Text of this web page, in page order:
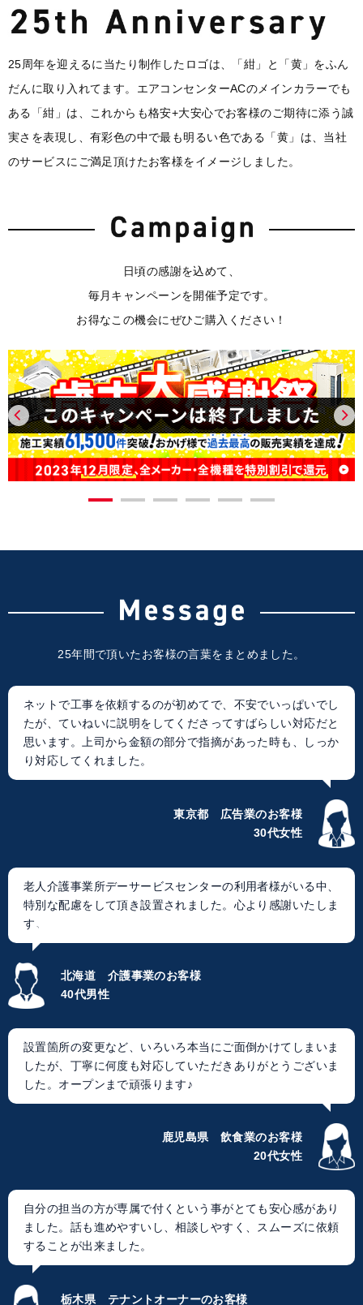
25周年を迎えるに当たり制作したロゴは、「紺」と「黄」をふん
だんに取り入れてます。 エアコンセンターACのメインカラーでも
ある「紺」は、これからも格安+大安心でお客様のご期待に添う誠
実さを表現し、有彩色の中で最も明るい色である「黄」は、当社
のサービスにご満足頂けたお客様をイメージしました。
日頃の感謝を込めて、
毎月キャンペーンを開催予定です。
お得なこの機会にぜひご購入ください！
25年間で頂いたお客様の言葉をまとめました。
ネットで工事を依頼するのが初めてで、不安でいっぱいでし
たが、ていねいに説明をしてくださってすばらしい対応だと
思います。上司から金額の部分で指摘があった時も、しっか
り対応してくれました。
東京都 広告業のお客様
30代女性
老人介護事業所デーサービスセンターの利用者様がいる中、
特別な配慮をして頂き設置されました。心より感謝いたしま
す。
北海道 介護事業のお客様
40代男性
設置箇所の変更など、いろいろ本当にご面倒かけてしまいま
したが、丁寧に何度も対応していただきありがとうございま
した。オープンまで頑張ります♪
鹿児島県 飲食業のお客様
20代女性
自分の担当の方が専属で付くという事がとても安心感があり
ました。話も進めやすいし、相談しやすく、スムーズに依頼
することが出来ました。
栃木県 テナントオーナーのお客様